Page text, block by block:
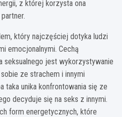
z której korzysta ona
który najczęściej dotyka ludzi
emocjonalnymi. Cechą
seksualnego jest wykorzystywanie
ze strachem i innymi
taka unika konfrontowania się ze
decyduje się na seks z innymi.
form energetycznych, które